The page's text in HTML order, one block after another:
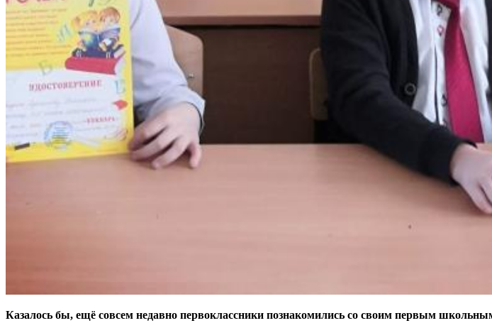
Казалось бы, ещё совсем недавно первоклассники познакомились со своим первым